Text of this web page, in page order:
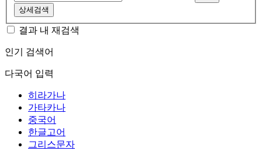
상세검색
결과 내 재검색
인기 검색어
다국어 입력
히라가나
가타카나
중국어
한글고어
그리스문자